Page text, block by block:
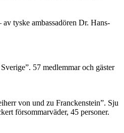
tyske ambassadören Dr. Hans-
57 medlemmar och gäster
von und zu Franckenstein”. Sju
försommarväder, 45 personer.